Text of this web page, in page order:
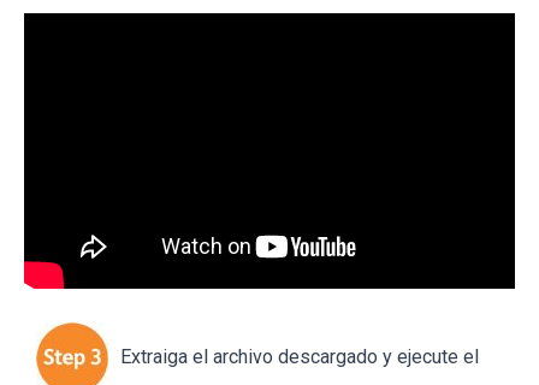
Extraiga el archivo descargado y ejecute el